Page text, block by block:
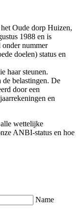
Oude dorp Huizen,
1988 en is
nummer
doelen) status en
haar steunen.
belastingen. De
door een
en
wettelijke
ANBI-status en hoe
Name